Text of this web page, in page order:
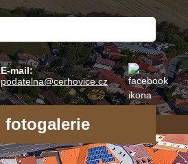
E-mail:
podatelna@cerhovice.cz
fotogalerie